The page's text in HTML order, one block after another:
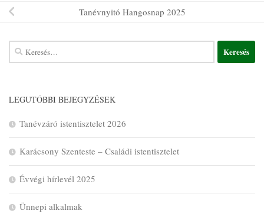
Tanévnyitó Hangosnap 2025
LEGUTÓBBI BEJEGYZÉSEK
Tanévzáró istentisztelet 2026
Karácsony Szenteste – Családi istentisztelet
Évvégi hírlevél 2025
Ünnepi alkalmak